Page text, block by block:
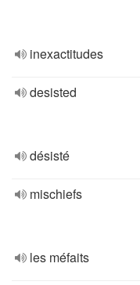
inexactitudes
desisted
désisté
mischiefs
les méfaits